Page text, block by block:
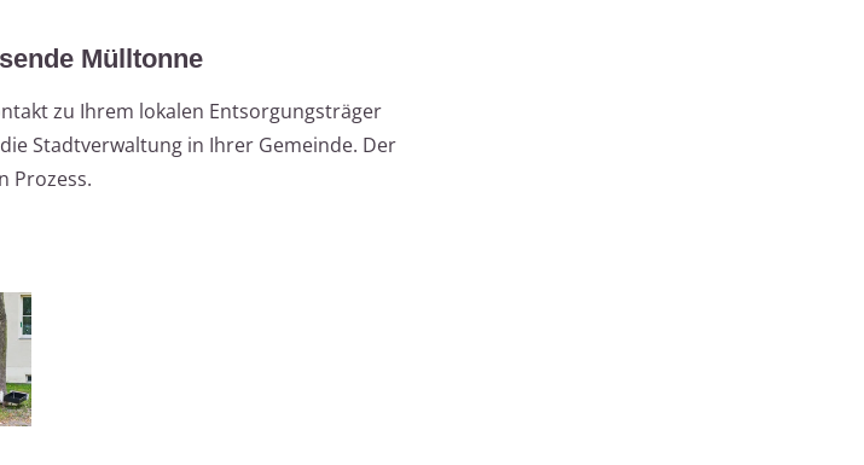
Mülltonne
zu Ihrem lokalen Entsorgungsträger
Stadtverwaltung in Ihrer Gemeinde. Der
Prozess.